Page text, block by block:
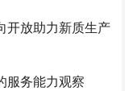
开放助力新质生产
服务能力观察